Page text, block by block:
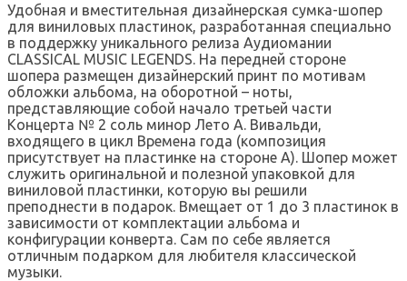
Удобная и вместительная дизайнерская сумка-шопер
для виниловых пластинок, разработанная специально
в поддержку уникального релиза Аудиомании
CLASSICAL MUSIC LEGENDS. На передней стороне
шопера размещен дизайнерский принт по мотивам
обложки альбома, на оборотной – ноты,
представляющие собой начало третьей части
Концерта № 2 соль минор Лето А. Вивальди,
входящего в цикл Времена года (композиция
присутствует на пластинке на стороне А). Шопер может
служить оригинальной и полезной упаковкой для
виниловой пластинки, которую вы решили
преподнести в подарок. Вмещает от 1 до 3 пластинок в
зависимости от комплектации альбома и
конфигурации конверта. Сам по себе является
отличным подарком для любителя классической
музыки.